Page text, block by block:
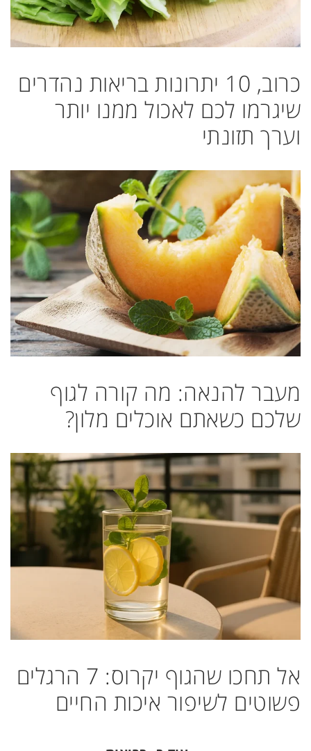
כרוב, 10 יתרונות בריאות נהדרים
שיגרמו לכם לאכול ממנו יותר
וערך תזונתי
מעבר להנאה: מה קורה לגוף
שלכם כשאתם אוכלים מלון?
אל תחכו שהגוף יקרוס: 7 הרגלים
פשוטים לשיפור איכות החיים